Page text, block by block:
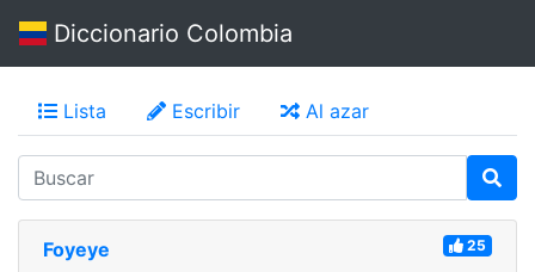
Diccionario Colombia
Lista Escribir Al azar
Foyeye 25